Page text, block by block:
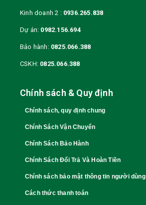
Kinh doanh 2 : 0936.265.838
Dự án: 0982.156.694
Bảo hành: 0825.066.388
CSKH: 0825.066.388
Chính sách & Quy định
Chính sách, quy định chung
Chính Sách Vận Chuyển
Chính Sách Bảo Hành
Chính Sách Đổi Trả Và Hoàn Tiền
Chính sách bảo mật thông tin người dùng
Cách thức thanh toán